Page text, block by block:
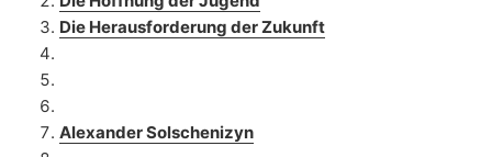
Die Herausforderung der Zukunft
Alexander Solschenizyn